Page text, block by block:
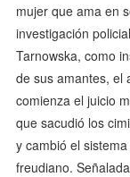
mujer que ama en
investigación
Tarnowska, como
de sus amantes, el
comienza el juicio
que sacudió los
y cambió el
freudiano.